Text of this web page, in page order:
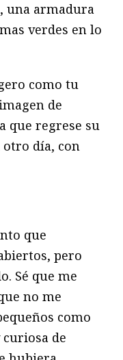
una armadura
verdes en lo
como tu
de
que regrese su
otro día, con
que
pero
Sé que me
no me
como
de